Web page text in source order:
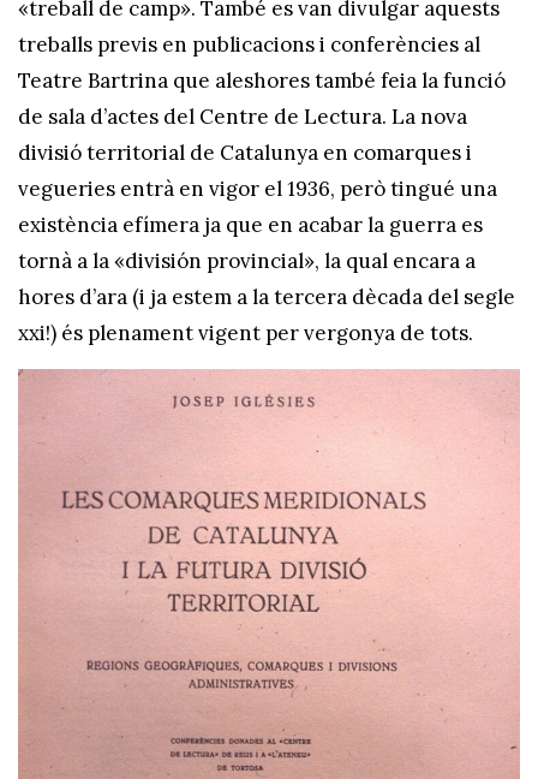
«treball de camp». També es van divulgar aquests
treballs previs en publicacions i conferències al
Teatre Bartrina que aleshores també feia la funció
de sala d’actes del Centre de Lectura. La nova
divisió territorial de Catalunya en comarques i
vegueries entrà en vigor el 1936, però tingué una
existència efímera ja que en acabar la guerra es
tornà a la «división provincial», la qual encara a
hores d’ara (i ja estem a la tercera dècada del segle
xxi!) és plenament vigent per vergonya de tots.